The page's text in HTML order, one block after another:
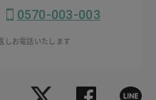
0570-003-003
しお電話いたします